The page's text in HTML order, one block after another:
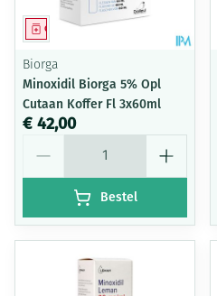
Geneesmiddel
Biorga
Minoxidil Biorga 5% Opl
Cutaan Koffer Fl 3x60ml
€ 42,00
Bestel